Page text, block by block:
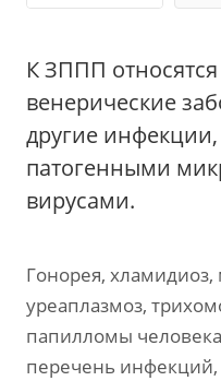
К ЗППП
венерические
другие
патогенными
вирусами.
Гонорея,
уреаплазмоз,
папилломы
перечень